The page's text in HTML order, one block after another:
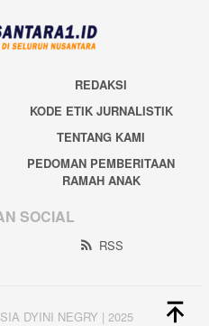
REDAKSI
KODE ETIK JURNALISTIK
TENTANG KAMI
PEDOMAN PEMBERITAAN
RAMAH ANAK
SOCIAL
RSS
DYINI NEGRY | 2025